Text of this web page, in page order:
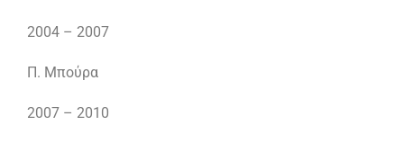
2004 – 2007
Π. Μπούρα
2007 – 2010